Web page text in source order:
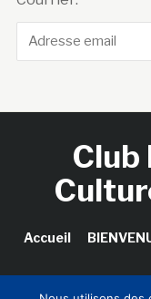
Club
Accueil